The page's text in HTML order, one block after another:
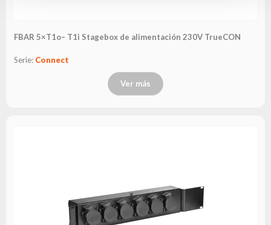
FBAR 5×T1o– T1i Stagebox de alimentación 230V TrueCON
Serie: Connect
Ver más